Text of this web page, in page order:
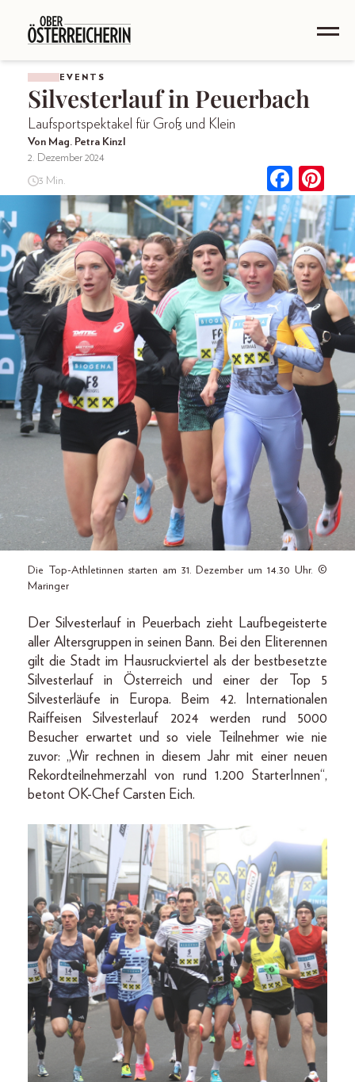
EVENTS
Silvesterlauf in Peuerbach
Laufsportspektakel für Groß und Klein
Von Mag. Petra Kinzl
2. Dezember 2024
3 Min.
Die Top-Athletinnen starten am 31. Dezember um 14.30 Uhr. ©
Maringer
Der Silvesterlauf in Peuerbach zieht Laufbegeisterte
aller Altersgruppen in seinen Bann. Bei den Eliterennen
gilt die Stadt im Hausruckviertel als der bestbesetzte
Silvesterlauf in Österreich und einer der Top 5
Silvesterläufe in Europa. Beim 42. Internationalen
Raiffeisen Silvesterlauf 2024 werden rund 5000
Besucher erwartet und so viele Teilnehmer wie nie
zuvor: „Wir rechnen in diesem Jahr mit einer neuen
Rekordteilnehmerzahl von rund 1.200 StarterInnen“,
betont OK-Chef Carsten Eich.